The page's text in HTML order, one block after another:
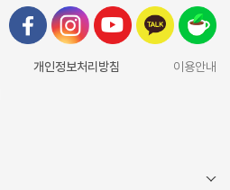
개인정보처리방침
이용안내